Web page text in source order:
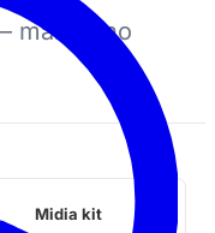
manda no
Midia kit